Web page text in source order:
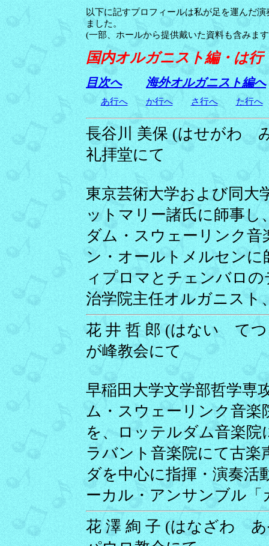
以下に記すプロフィールは私が足を運んだ
ました。
(一部、ホールから提供戴いた資料も含みま
国内オルガニスト編・は行
目次へ 海外オルガニスト編へ
あ行へ か行へ さ行へ た行へ
長谷川 美保 (はせがわ
礼拝堂にて
東京芸術大学および同大
ットマリー諸氏に師事し
ダム・スウェーリンク音
ン・オールトメルセン
ィプロマとチェンバロ
治学院主任オルガニスト
花 井 哲 郎 (はない て
が峰教会にて
早稲田大学文学部哲学専
ム・スウェーリンク音
を、ロッテルダム音楽院
ラバント音楽院にて古
ダを中心に指揮・演奏活
ーカル・アンサンブル「
花 澤 絢 子 (はなざわ あ